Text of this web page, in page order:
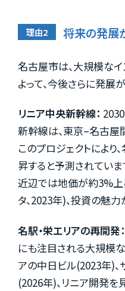
将来の発展
名古屋市は、大規模な
よって、今後さらに発展
リニア中央新幹線：
新幹線は、東京–名古屋
このプロジェクトにより
昇すると予測されていま
近辺では地価が約3%
タ、2023年)、投資の魅力
名駅・栄エリアの再開発：
にも注目される大規模
アの中日ビル(2023年)、
(2026年)、リニア開発